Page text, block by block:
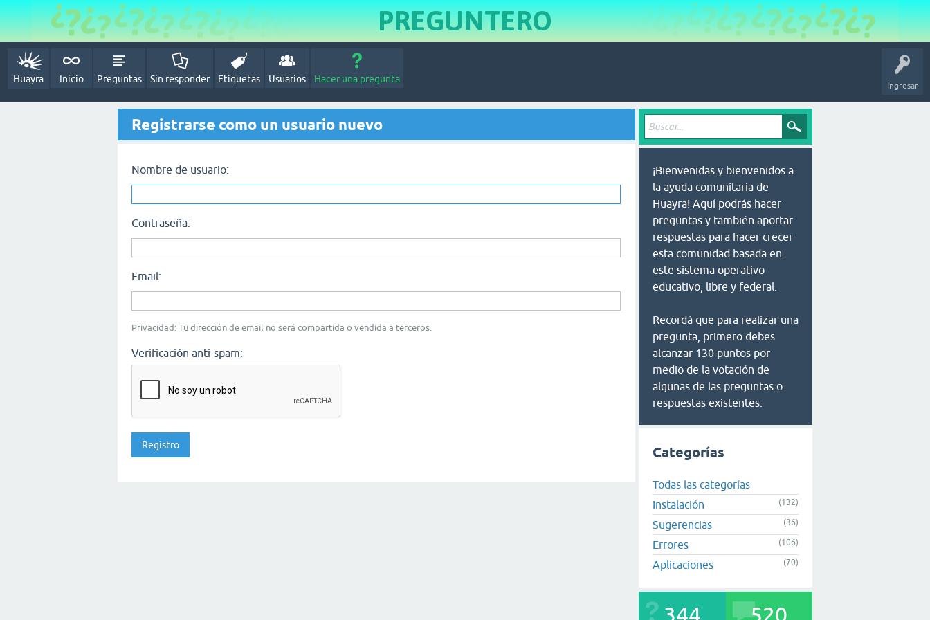
PREGUNTERO
Ingresar
Huayra Inicio Preguntas Sin responder Etiquetas Usuarios Hacer una pregunta
Registrarse como un usuario nuevo
Nombre de usuario:
Contraseña:
Email:
Privacidad: Tu dirección de email no será compartida o vendida a terceros.
Verificación anti-spam:
¡Bienvenidas y bienvenidos a
la ayuda comunitaria de
Huayra! Aquí podrás hacer
preguntas y también aportar
respuestas para hacer crecer
esta comunidad basada en
este sistema operativo
educativo, libre y federal.
Recordá que para realizar una
pregunta, primero debes
alcanzar 130 puntos por
medio de la votación de
algunas de las preguntas o
respuestas existentes.
Categorías
Todas las categorías
Instalación
(132)
Sugerencias (36)
Errores (106)
Aplicaciones (70)
344 520